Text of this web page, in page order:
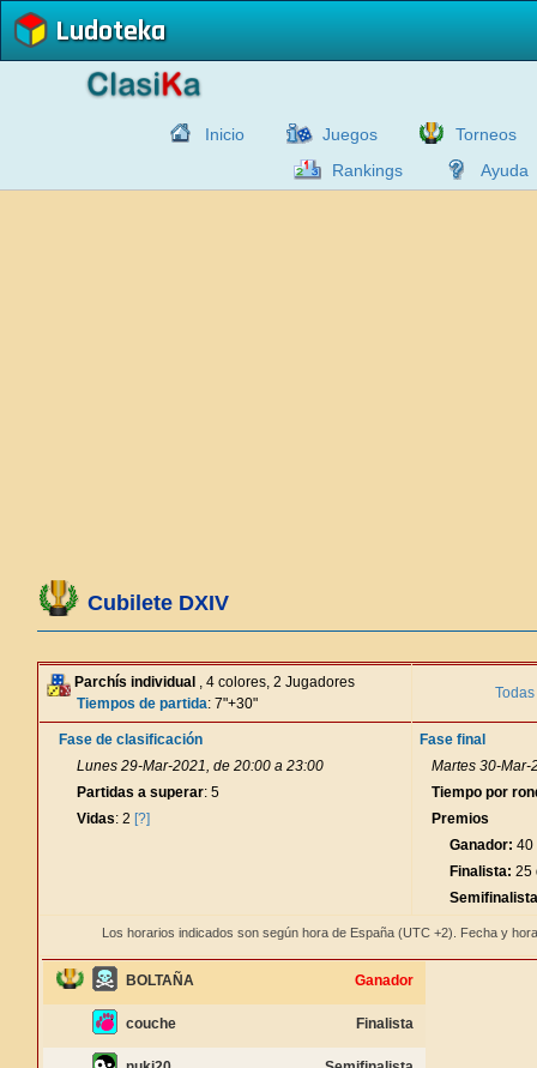
Ludoteka
Inicio Juegos
Torneos
Rankings
Ayuda
Cubilete DXIV
Parchís individual , 4 colores, 2 Jugadores
Tiempos de partida: 7"+30"
Fase de clasificación
Lunes 29-Mar-2021, de 20:00 a 23:00
Partidas a superar: 5
Vidas: 2 [?]
Fase final
Martes 30-Mar-
Tiempo por
Premios
Ganador: 40
Finalista: 25
Los horarios indicados son según hora de España (UTC +2). Fecha y
BOLTAÑA Ganador
couche Finalista